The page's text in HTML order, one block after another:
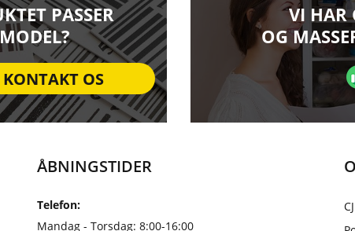
PASSER
KONTAKT OS
VI HAR
OG
ÅBNINGSTIDER
Telefon:
Mandag - Torsdag: 8:00-16:00